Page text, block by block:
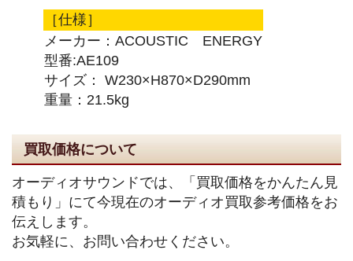
［仕様］
メーカー：ACOUSTIC ENERGY
型番:AE109
サイズ： W230×H870×D290mm
重量：21.5kg
買取価格について
オーディオサウンドでは、「買取価格をかんたん見
積もり」にて今現在のオーディオ買取参考価格をお
伝えします。
お気軽に、お問い合わせください。